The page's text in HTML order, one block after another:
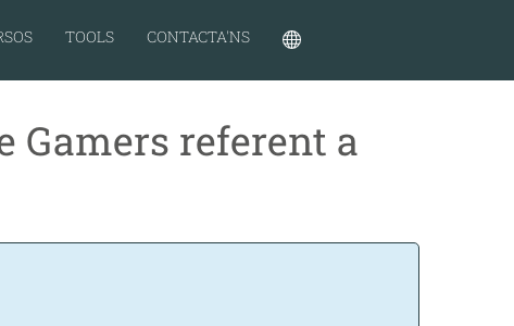
TOOLS CONTACTA'NS
Gamers referent a